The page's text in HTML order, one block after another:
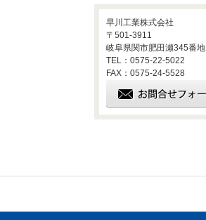
早川工業株式会社
〒501-3911
岐阜県関市肥田瀬345番地
TEL：0575-22-5022
FAX：0575-24-5528